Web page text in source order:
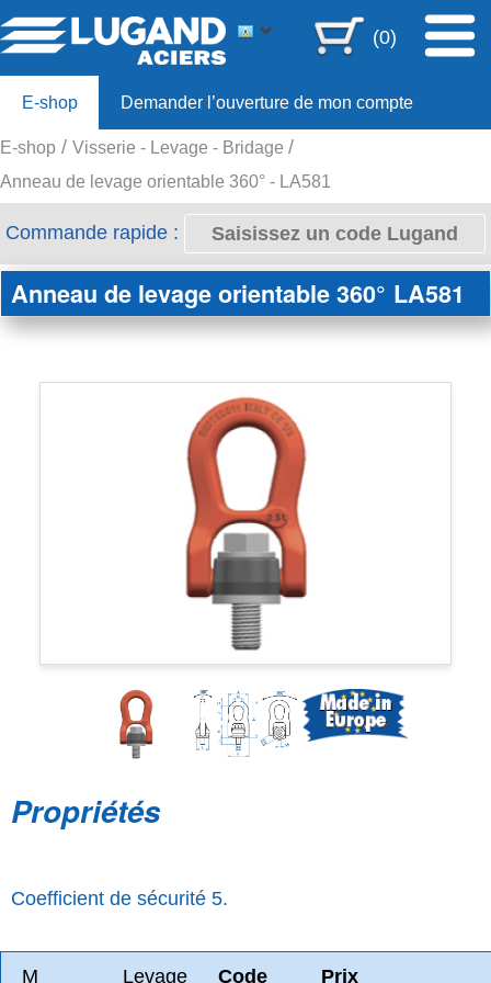
(0)
E-shop Demander l’ouverture de mon compte
Offre 80ans
E-shop
Visserie - Levage - Bridage
Anneau de levage orientable 360° - LA581
Commande rapide :
Anneau de levage orientable 360° LA581
Propriétés
Coefficient de sécurité 5.
M Levage Code Prix